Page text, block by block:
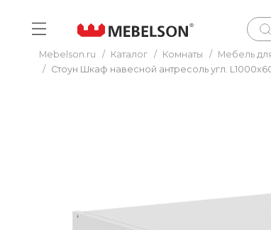
Mebelson.ru / Каталог / Комнаты / Мебель
/ Стоун Шкаф навесной антресоль угл.